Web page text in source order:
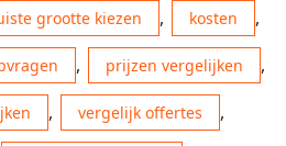
grootte kiezen , kosten ,
, prijzen vergelijken ,
, vergelijk offertes ,